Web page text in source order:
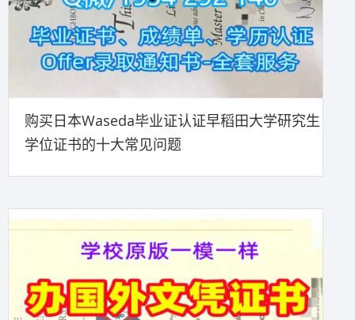
购买日本Waseda毕业证认证早稻田大学研究生
学位证书的十大常见问题